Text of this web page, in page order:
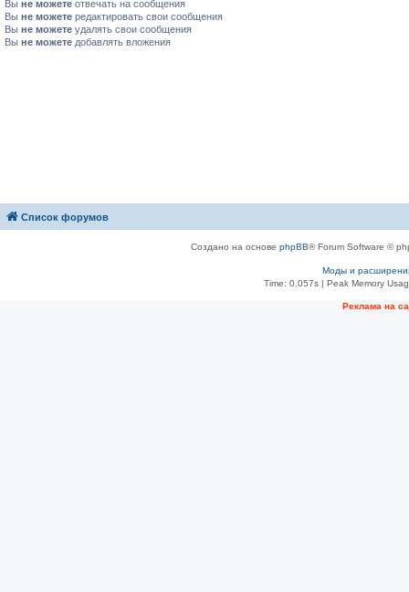
Вы не можете отвечать на сообщения
Вы не можете редактировать свои сообщения
Вы не можете удалять свои сообщения
Вы не можете добавлять вложения
Список форумов
Создано на основе phpBB® Forum Software ©
Моды и
Time: 0.057s| Peak Memory
Рeклама на